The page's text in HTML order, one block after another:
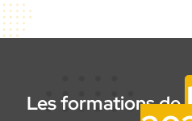
Les formations de